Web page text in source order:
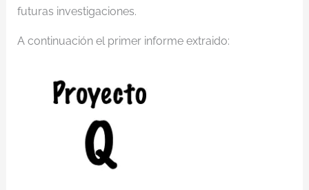
futuras investigaciones.
A continuación el primer informe extraido: